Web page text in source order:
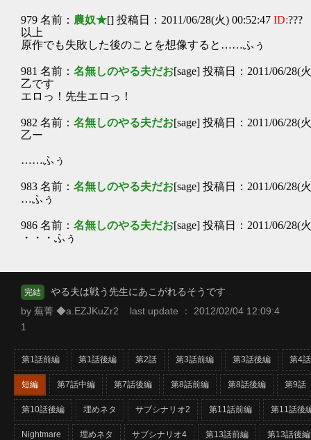
979 名前： 農奴★[] 投稿日：2011/06/28(火) 00:52:47 ID:???
以上
原作でも失敗した後のことを想像すると……ふぅ
981 名前： 名無しのやる夫だお[sage] 投稿日：2011/06/28(
乙です
エロっ！先生エロっ！
982 名前： 名無しのやる夫だお[sage] 投稿日：2011/06/28(
乙ー
……ふぅ
983 名前： 名無しのやる夫だお[sage] 投稿日：2011/06/28(
…ふぅ
986 名前： 名無しのやる夫だお[sage] 投稿日：2011/06/28(
・・・ふぅ
完結
やる夫は戦う先生にあこがれるそうです
by 蕪菁 ◆a.EZJKuZr2 last update ： 2012/02/04 12:09:4
1
第1話前編 第1話後編 第2話 第3話前編 第3話後編 第4話
短編 第7話中編 第7話後編 第8話前編 第8話後編 第9話
第10話後編 埋めネタ サブシナリオ2 第11話前編 第11話後
Nightmare 埋めネタ サブシナリオ4 第13話前編 第13話後編